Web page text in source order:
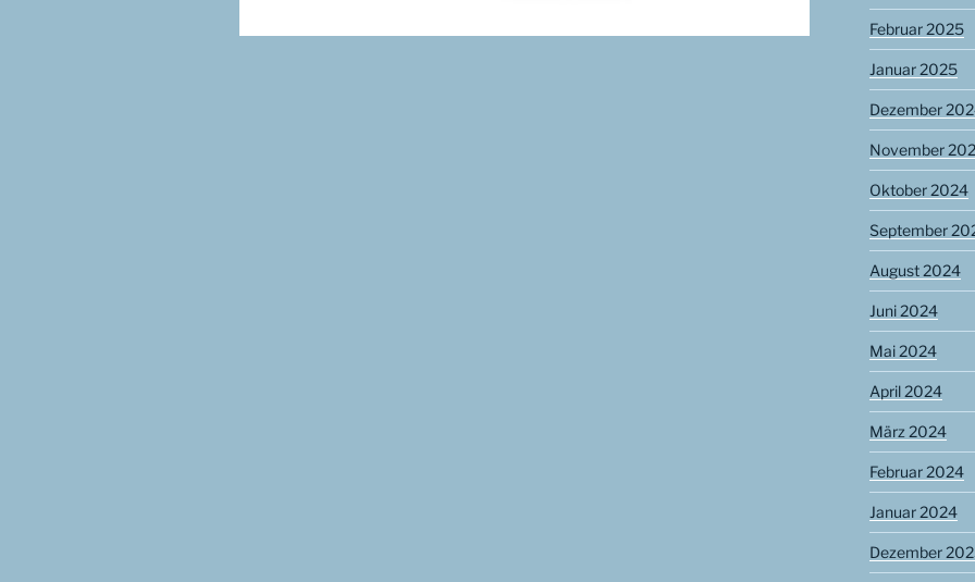
Februar 2025
Januar 2025
Dezember
November
Oktober 2024
September
August 2024
Juni 2024
Mai 2024
April 2024
März 2024
Februar 2024
Januar 2024
Dezember